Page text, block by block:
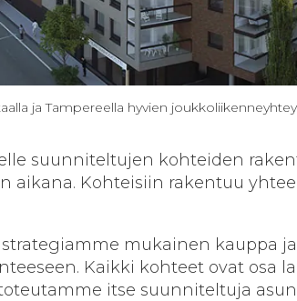
ja Tampereella hyvien
suunniteltujen kohteiden
aikana. Kohteisiin rakentuu
strategiamme mukainen kauppa
Kaikki kohteet ovat osa
itse suunniteltuja